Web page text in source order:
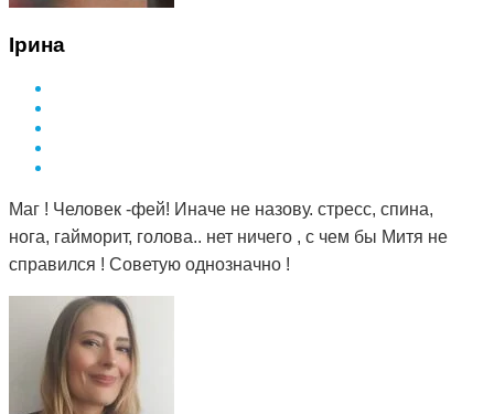
Ірина
Маг ! Человек -фей! Иначе не назову. стресс, спина,
нога, гайморит, голова.. нет ничего , с чем бы Митя не
справился ! Советую однозначно !